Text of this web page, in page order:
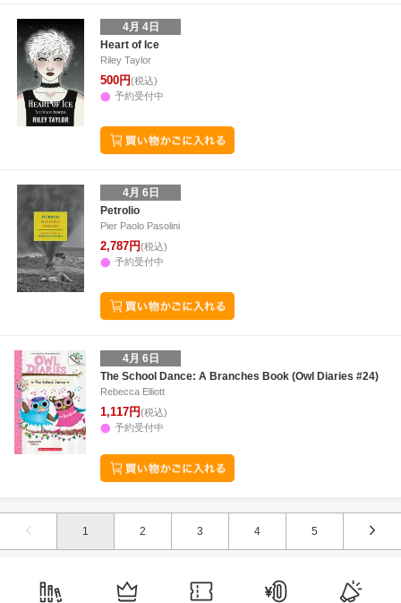
4月 4日
Heart of Ice
Riley Taylor
500円(税込)
予約受付中
4月 6日
Petrolio
Pier Paolo Pasolini
2,787円(税込)
予約受付中
4月 6日
The School Dance: A Branches Book (Owl Diaries #24)
Rebecca Elliott
1,117円(税込)
予約受付中
1 2 3 4 5